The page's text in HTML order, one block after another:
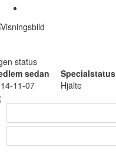
status
sedan
Specialstatus
11-07
Hjälte